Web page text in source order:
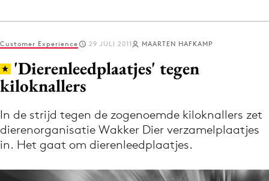
Log in
Volg het laatste nieuws via de Adformatie
Nieuws app
Customer Experience 29 JULI 2011 MAARTEN HAFKAMP
'Dierenleedplaatjes' tegen
kiloknallers
In de strijd tegen de zogenoemde kiloknallers zet
dierenorganisatie Wakker Dier verzamelplaatjes
in. Het gaat om dierenleedplaatjes.